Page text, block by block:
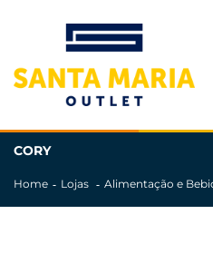
CORY
Home Lojas Alimentação e